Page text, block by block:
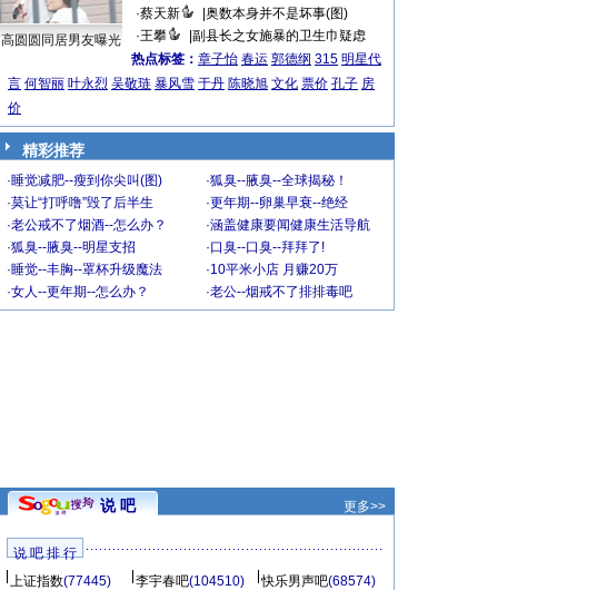
高圆圆同居男友曝光
·蔡天新
奥数本身并不是坏事(图)
·王攀
副县长之女施暴的卫生巾疑虑
热点标签： 章子怡 春运 郭德纲 315 明星代
言 何智丽 叶永烈 吴敬琏 暴风雪 于丹 陈晓旭 文化 票价 孔子 房
价
精彩推荐
·睡觉减肥--瘦到你尖叫(图) ·狐臭--腋臭--全球揭秘！
·莫让“打呼噜”毁了后半生 ·更年期--卵巢早衰--绝经
·老公戒不了烟酒--怎么办？ ·涵盖健康要闻健康生活导航
·狐臭--腋臭--明星支招 ·口臭--口臭--拜拜了!
·睡觉--丰胸--罩杯升级魔法 ·10平米小店 月赚20万
·女人--更年期--怎么办？ ·老公--烟戒不了排排毒吧
说 吧 更多>>
说 吧 排 行
上证指数(77445) 李宇春吧(104510) 快乐男声吧(68574)